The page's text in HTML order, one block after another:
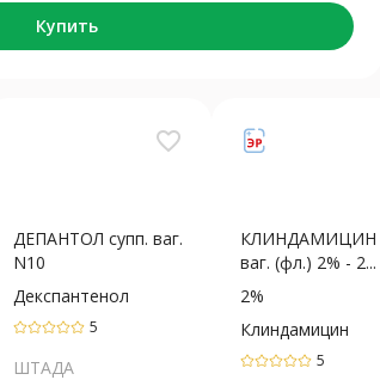
Купить
favorite_border
ДЕПАНТОЛ супп. ваг.
N10
Декспантенол
5
ШТАДА
КЛИНДАМИЦИН
ваг. (фл.) 2% - 2...
2%
Клиндамицин
5